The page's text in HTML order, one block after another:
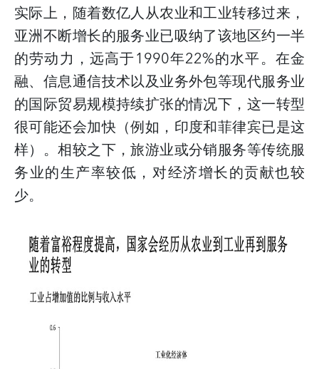
实际上，随着数亿人从农业和工业转移过来，
亚洲不断增长的服务业已吸纳了该地区约一半
的劳动力，远高于1990年22%的水平。在金
融、信息通信技术以及业务外包等现代服务业
的国际贸易规模持续扩张的情况下，这一转型
很可能还会加快（例如，印度和菲律宾已是这
样）。相较之下，旅游业或分销服务等传统服
务业的生产率较低，对经济增长的贡献也较
少。